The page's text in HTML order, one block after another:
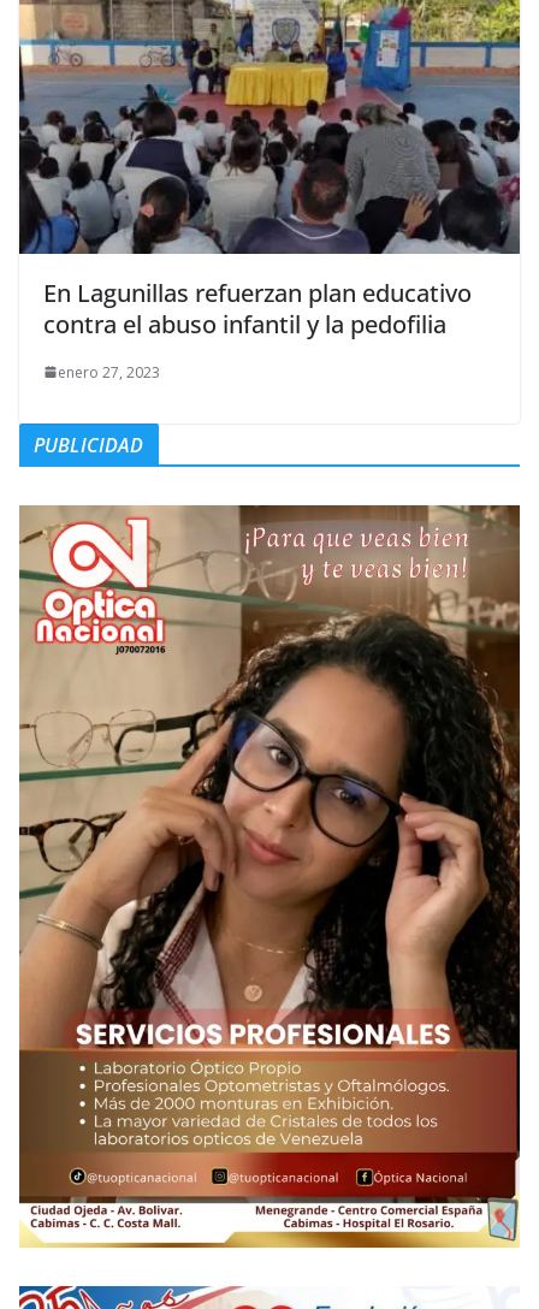
En Lagunillas refuerzan plan educativo
contra el abuso infantil y la pedofilia
enero 27, 2023
PUBLICIDAD